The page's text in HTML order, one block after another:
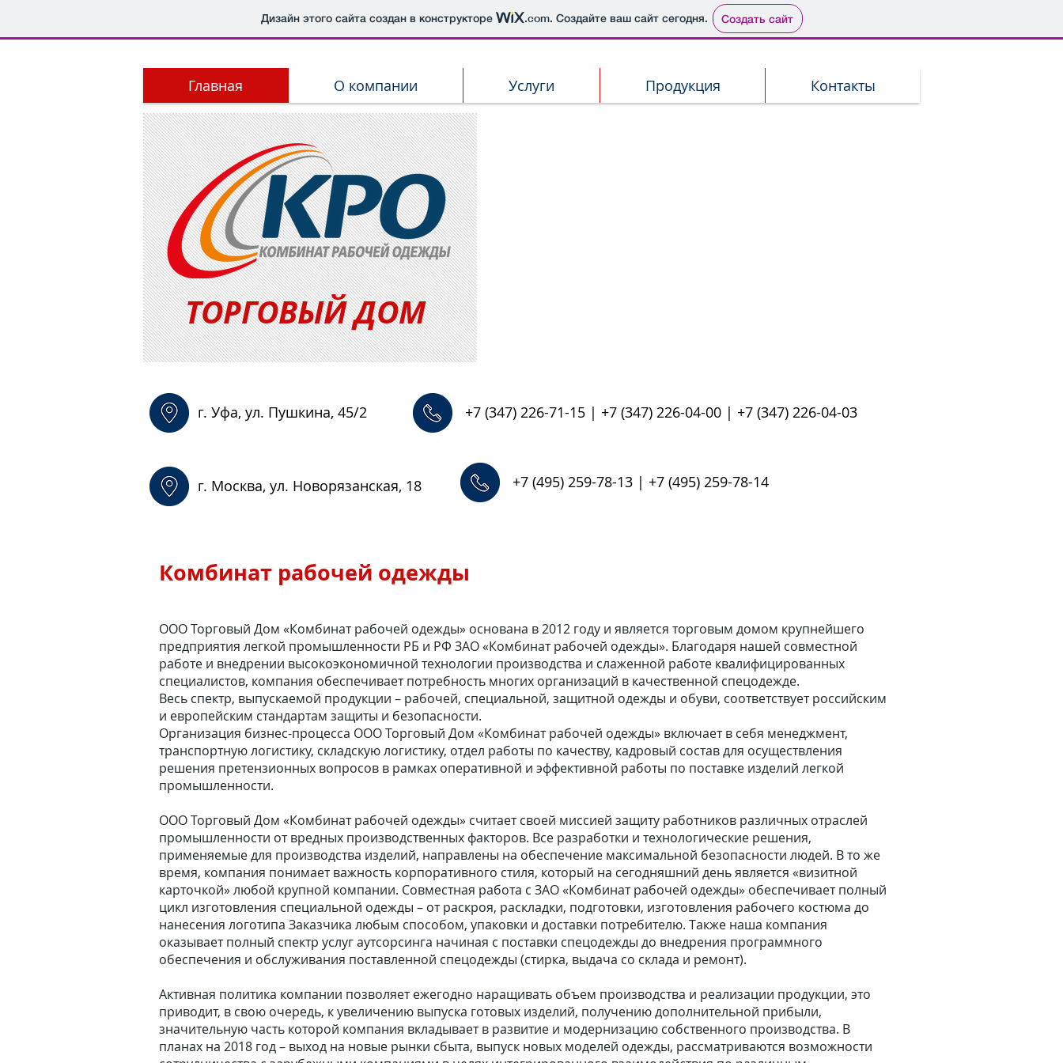
Дизайн этого сайта создан в конструкторе .com. Создайте ваш сайт сегодня. Создать сайт
Главная О компании Услуги Продукция Контакты
ТОРГОВЫЙ ДОМ
г. Уфа, ул. Пушкина, 45/2 +7 (347) 226-71-15 | +7 (347) 226-04-00 | +7 (347) 226-04-03
г. Москва, ул. Новорязанская, 18 +7 (495) 259-78-13 | +7 (495) 259-78-14
Комбинат рабочей одежды
ООО Торговый Дом «Комбинат рабочей одежды» основана в 2012 году и является торговым домом крупнейшего
предприятия легкой промышленности РБ и РФ ЗАО «Комбинат рабочей одежды». Благодаря нашей совместной
работе и внедрении высокоэкономичной технологии производства и слаженной работе квалифицированных
специалистов, компания обеспечивает потребность многих организаций в качественной спецодежде.
Весь спектр, выпускаемой продукции – рабочей, специальной, защитной одежды и обуви, соответствует российским
и европейским стандартам защиты и безопасности.
Организация бизнес-процесса ООО Торговый Дом «Комбинат рабочей одежды» включает в себя менеджмент,
транспортную логистику, складскую логистику, отдел работы по качеству, кадровый состав для осуществления
решения претензионных вопросов в рамках оперативной и эффективной работы по поставке изделий легкой
промышленности.
ООО Торговый Дом «Комбинат рабочей одежды» считает своей миссией защиту работников различных отраслей
промышленности от вредных производственных факторов. Все разработки и технологические решения,
применяемые для производства изделий, направлены на обеспечение максимальной безопасности людей. В то же
время, компания понимает важность корпоративного стиля, который на сегодняшний день является «визитной
карточкой» любой крупной компании. Совместная работа с ЗАО «Комбинат рабочей одежды» обеспечивает полный
цикл изготовления специальной одежды – от раскроя, раскладки, подготовки, изготовления рабочего костюма до
нанесения логотипа Заказчика любым способом, упаковки и доставки потребителю. Также наша компания
оказывает полный спектр услуг аутсорсинга начиная с поставки спецодежды до внедрения программного
обеспечения и обслуживания поставленной спецодежды (стирка, выдача со склада и ремонт).
Активная политика компании позволяет ежегодно наращивать объем производства и реализации продукции, это
приводит, в свою очередь, к увеличению выпуска готовых изделий, получению дополнительной прибыли,
значительную часть которой компания вкладывает в развитие и модернизацию собственного производства. В
планах на 2018 год – выход на новые рынки сбыта, выпуск новых моделей одежды, рассматриваются возможности